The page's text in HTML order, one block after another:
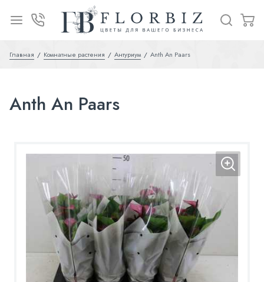
Главная Комнатные растения Антуриум Anth An Paars
Anth An Paars